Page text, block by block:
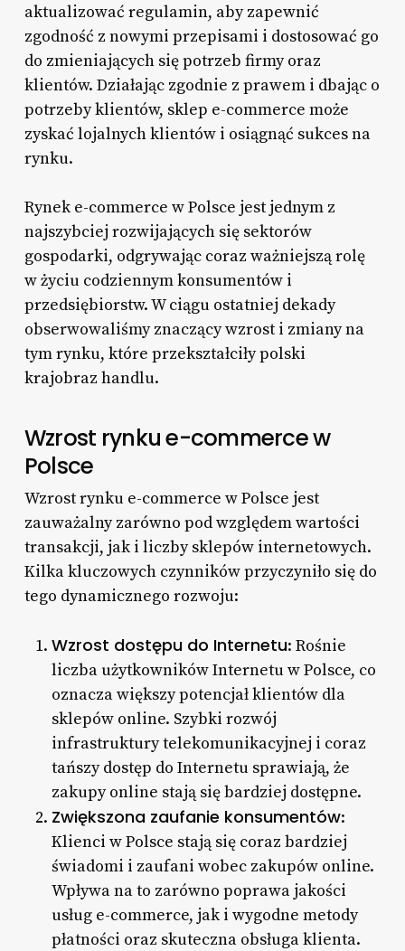
aktualizować regulamin, aby zapewnić
zgodność z nowymi przepisami i dostosować go
do zmieniających się potrzeb firmy oraz
klientów. Działając zgodnie z prawem i dbając o
potrzeby klientów, sklep e-commerce może
zyskać lojalnych klientów i osiągnąć sukces na
rynku.
Rynek e-commerce w Polsce jest jednym z
najszybciej rozwijających się sektorów
gospodarki, odgrywając coraz ważniejszą rolę
w życiu codziennym konsumentów i
przedsiębiorstw. W ciągu ostatniej dekady
obserwowaliśmy znaczący wzrost i zmiany na
tym rynku, które przekształciły polski
krajobraz handlu.
Wzrost rynku e-commerce w
Polsce
Wzrost rynku e-commerce w Polsce jest
zauważalny zarówno pod względem wartości
transakcji, jak i liczby sklepów internetowych.
Kilka kluczowych czynników przyczyniło się do
tego dynamicznego rozwoju:
Wzrost dostępu do Internetu: Rośnie
liczba użytkowników Internetu w Polsce, co
oznacza większy potencjał klientów dla
sklepów online. Szybki rozwój
infrastruktury telekomunikacyjnej i coraz
tańszy dostęp do Internetu sprawiają, że
zakupy online stają się bardziej dostępne.
Zwiększona zaufanie konsumentów:
Klienci w Polsce stają się coraz bardziej
świadomi i zaufani wobec zakupów online.
Wpływa na to zarówno poprawa jakości
usług e-commerce, jak i wygodne metody
płatności oraz skuteczna obsługa klienta.